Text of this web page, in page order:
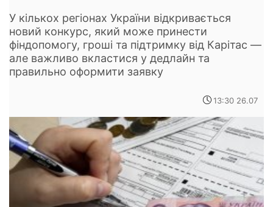
У кількох регіонах України відкривається
новий конкурс, який може принести
фіндопомогу, гроші та підтримку від Карітас —
але важливо вкластися у дедлайн та
правильно оформити заявку
13:30 26.07